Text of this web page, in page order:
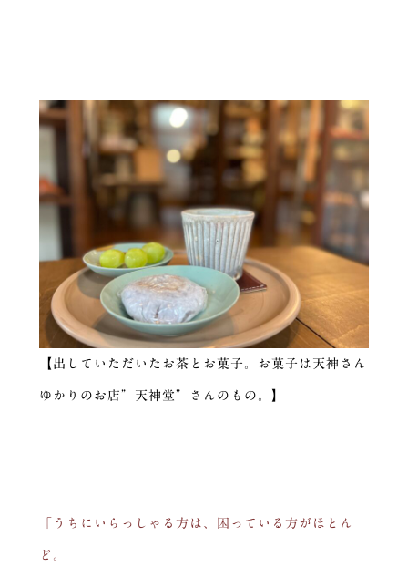
【出していただいたお茶とお菓子。お菓子は天神さん
ゆかりのお店”天神堂”さんのもの。】
「うちにいらっしゃる方は、困っている方がほとん
ど。